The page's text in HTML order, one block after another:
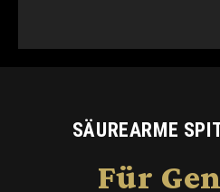
SÄUREARME
Für